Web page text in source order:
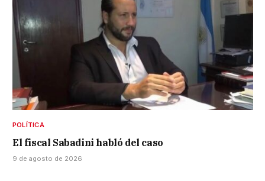
POLÍTICA
El fiscal Sabadini habló del caso
9 de agosto de 2026